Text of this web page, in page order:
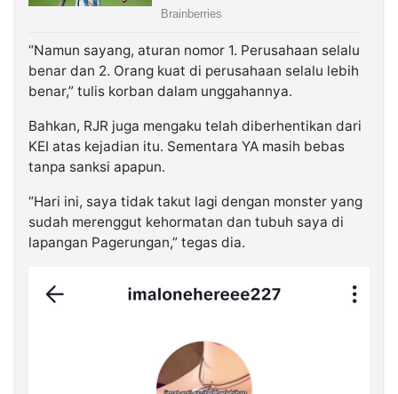
“Namun sayang, aturan nomor 1. Perusahaan selalu
benar dan 2. Orang kuat di perusahaan selalu lebih
benar,” tulis korban dalam unggahannya.
Bahkan, RJR juga mengaku telah diberhentikan dari
KEI atas kejadian itu. Sementara YA masih bebas
tanpa sanksi apapun.
“Hari ini, saya tidak takut lagi dengan monster yang
sudah merenggut kehormatan dan tubuh saya di
lapangan Pagerungan,” tegas dia.